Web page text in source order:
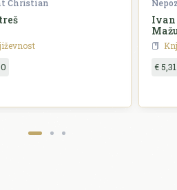
Christian
Ivan
€ 5,31